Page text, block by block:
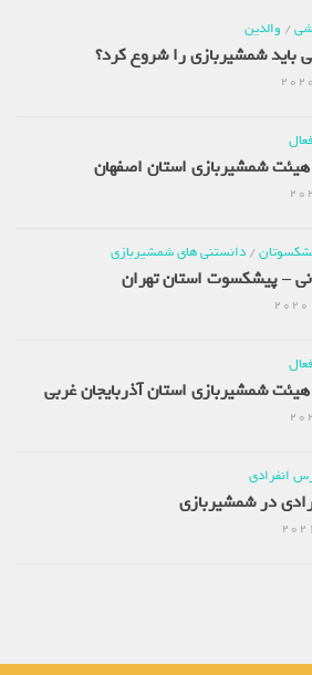
/والدین
شمشیربازی را شروع کرد؟
شمشیربازی استان اصفهان
/دانستنی های شمشیربازی
– پیشکسوت استان تهران
شمشیربازی استان آذربایجان غربی
در شمشیربازی